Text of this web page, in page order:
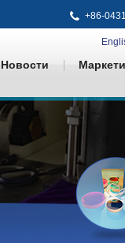
+86-
Новости